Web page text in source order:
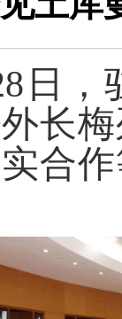
日
长
合